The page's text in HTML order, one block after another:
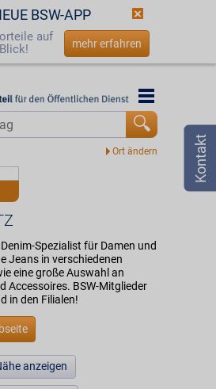
BSW-APP
auf
mehr erfahren
werden
Spezialist für Damen und
Jeans in verschiedenen
eine große Auswahl an
Accessoires. BSW-Mitglieder
in den Filialen!
anzeigen